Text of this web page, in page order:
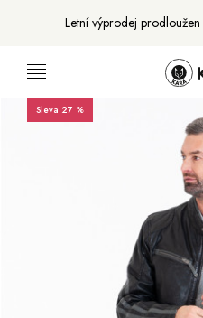
Letní výprodej
Sleva 27 %